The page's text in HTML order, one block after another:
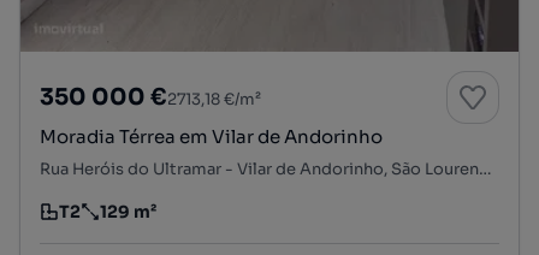
350 000 €2713,18 €/m²
Moradia Térrea em Vilar de Andorinho
Rua Heróis do Ultramar - Vilar de Andorinho, São Lourenço - Balteiro - Lijó, Vilar de Andorinho, Vila Nova de Gaia, Porto
Tipologia
T2
Preço por metro quadrado
129 m²